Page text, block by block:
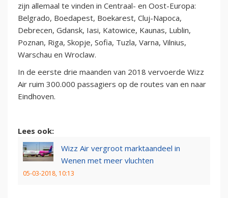
zijn allemaal te vinden in Centraal- en Oost-Europa:
Belgrado, Boedapest, Boekarest, Cluj-Napoca,
Debrecen, Gdansk, Iasi, Katowice, Kaunas, Lublin,
Poznan, Riga, Skopje, Sofia, Tuzla, Varna, Vilnius,
Warschau en Wroclaw.
In de eerste drie maanden van 2018 vervoerde Wizz
Air ruim 300.000 passagiers op de routes van en naar
Eindhoven.
Lees ook:
Wizz Air vergroot marktaandeel in
Wenen met meer vluchten
05-03-2018, 10:13